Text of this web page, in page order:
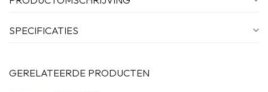
SPECIFICATIES
GERELATEERDE PRODUCTEN